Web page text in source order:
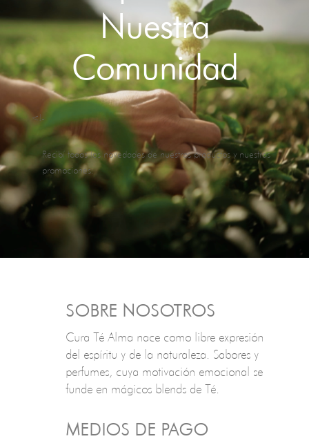
Nuestra
Comunidad
<!-
Recibí todas las novedades de nuestros productos y nuestras
promociones.
SOBRE NOSOTROS
Cura Té Alma nace como libre expresión
del espíritu y de la naturaleza. Sabores y
perfumes, cuya motivación emocional se
funde en mágicos blends de Té.
MEDIOS DE PAGO